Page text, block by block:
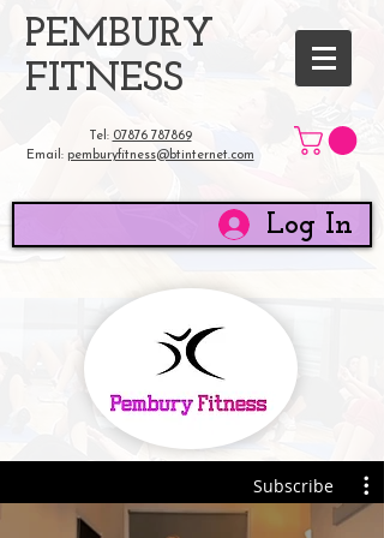
​PEMBURY
FITNESS
Tel: 07876 787869
Email: pemburyfitness@btinternet.com
Log In
Subscribe